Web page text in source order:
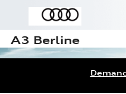
Contact
A3 Berline